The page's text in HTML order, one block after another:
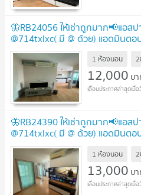
🦋RB24056 ให้เช่าถูกมาก📢แอส
@714txlxc( มี @ ด้วย) แอดมินตอ
1 ห้องนอน
12,000 บ
🦋RB24390 ให้เช่าถูกมาก📢แอส
@714txlxc( มี @ ด้วย) แอดมินตอ
1 ห้องนอน
13,000 บ